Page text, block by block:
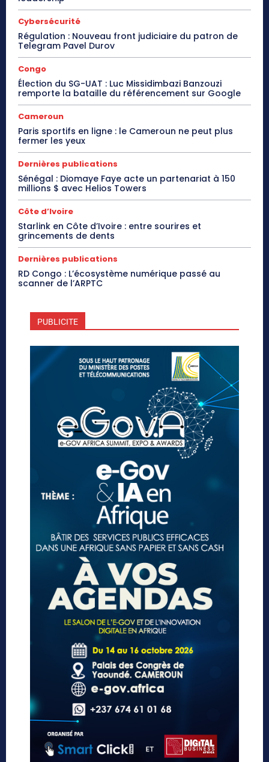
Cybersécurité
Régulation : Nouveau front judiciaire du patron de
Telegram Pavel Durov
Congo
Élection du SG-UAT : Luc Missidimbazi Banzouzi
remporte la bataille du référencement sur Google
Cameroun
Paris sportifs en ligne : le Cameroun ne peut plus
fermer les yeux
Dernières publications
Sénégal : Diomaye Faye acte un partenariat à 150
millions $ avec Helios Towers
Côte d’Ivoire
Starlink en Côte d’Ivoire : entre sourires et
grincements de dents
Dernières publications
RD Congo : L’écosystème numérique passé au
scanner de l’ARPTC
PUBLICITE